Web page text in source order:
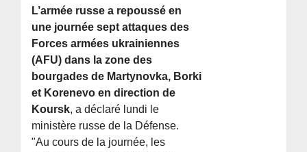
L’armée russe a repoussé en
une journée sept attaques des
Forces armées ukrainiennes
(AFU) dans la zone des
bourgades de Martynovka, Borki
et Korenevo en direction de
Koursk, a déclaré lundi le
ministère russe de la Défense.
"Au cours de la journée, les